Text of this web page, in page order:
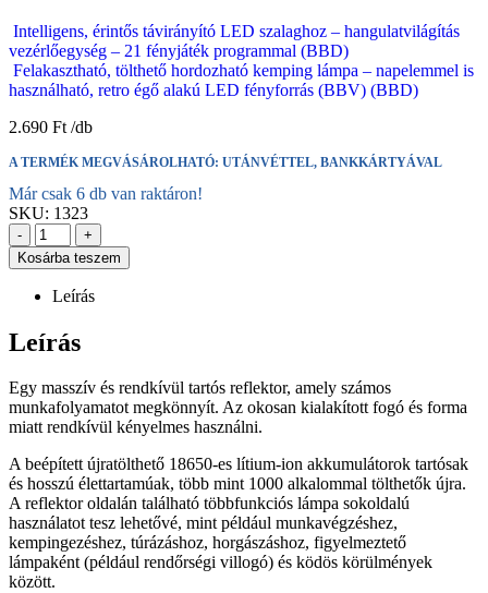
Intelligens, érintős távirányító LED szalaghoz – hangulatvilágítás
vezérlőegység – 21 fényjáték programmal (BBD)
Felakasztható, tölthető hordozható kemping lámpa – napelemmel is
használható, retro égő alakú LED fényforrás (BBV) (BBD)
2.690 Ft
A TERMÉK MEGVÁSÁROLHATÓ: UTÁNVÉTTEL, BANKKÁRTYÁVAL
Már csak 6 db van raktáron!
SKU: 1323
-
+
Kosárba teszem
Leírás
Leírás
Egy masszív és rendkívül tartós reflektor, amely számos
munkafolyamatot megkönnyít. Az okosan kialakított fogó és forma
miatt rendkívül kényelmes használni.
A beépített újratölthető 18650-es lítium-ion akkumulátorok tartósak
és hosszú élettartamúak, több mint 1000 alkalommal tölthetők újra.
A reflektor oldalán található többfunkciós lámpa sokoldalú
használatot tesz lehetővé, mint például munkavégzéshez,
kempingezéshez, túrázáshoz, horgászáshoz, figyelmeztető
lámpaként (például rendőrségi villogó) és ködös körülmények
között.